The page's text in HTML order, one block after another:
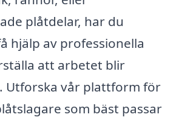
plåtdelar, har du
hjälp av professionella
att arbetet blir
vår plattform för
som bäst passar